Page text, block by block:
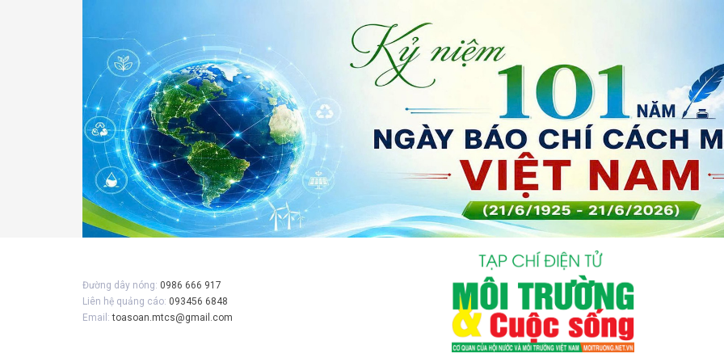
Đường dây nóng: 0986 666 917
Liên hệ quảng cáo: 093456 6848
Email:toasoan.mtcs@gmail.com
Gửi bình luận